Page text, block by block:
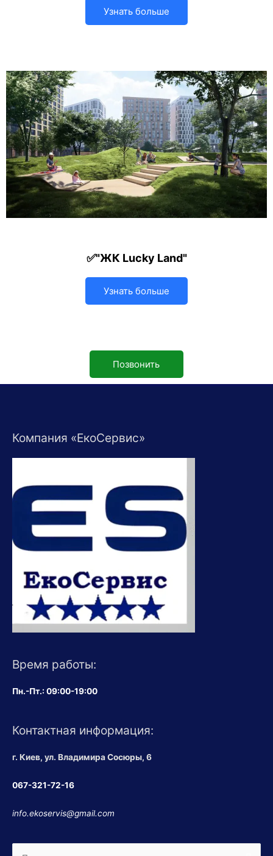
Узнать больше
✅"ЖК Lucky Land"
Узнать больше
Позвонить
Компания «ЕкоСервис»
Время работы:
Пн.-Пт.: 09:00-19:00
Контактная информация:
г. Киев, ул. Владимира Сосюры, 6
067-321-72-16
info.ekoservis@gmail.com